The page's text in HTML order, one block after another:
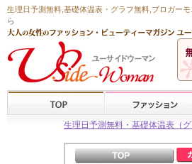
生理日予測無料 基礎体温表・グラフ無料 ,ブロガー
ら
生理日予測無料・基礎体温表（